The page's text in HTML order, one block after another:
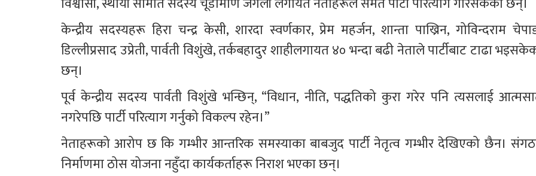
केन्द्रीय सदस्यहरू हिरा चन्द्र केसी, शारदा स्वर्णकार, प्रेम महर्जन, शान्ता पाख्रिन, गोविन्दराम
डिल्लीप्रसाद उप्रेती, पार्वती विशुंखे, तर्कबहादुर शाहीलगायत ४० भन्दा बढी नेताले पार्टीबाट टाढा
छन्।
पूर्व केन्द्रीय सदस्य पार्वती विशुंखे भन्छिन्, “विधान, नीति, पद्धतिको कुरा गरेर पनि त्यसलाई
नगरेपछि पार्टी परित्याग गर्नुको विकल्प रहेन।”
नेताहरूको आरोप छ कि गम्भीर आन्तरिक समस्याका बाबजुद पार्टी नेतृत्व गम्भीर देखिएको छैन।
निर्माणमा ठोस योजना नहुँदा कार्यकर्ताहरू निराश भएका छन्।